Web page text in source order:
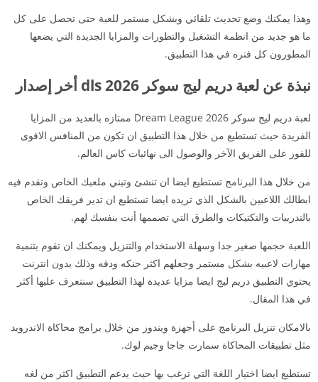
وهذا يمكنك وضع تحديث تلقائي وبشكل مستمر للعبة حتى تحصل على كل
ما هو جديد من انظمة التشغيل والتطورات والمزايا الجديدة التي يضعها
المطورون كل فتره في هذا التطبيق.
نبذة عن لعبة دريم ليج سوكر 2026 dls أخر إصدار
لعبة دريم ليج سوكر 2026 Dream League ممتازه بالعديد من المزايا
الفريدة حيث تستطيع من خلال هذا التطبيق ان تكون من المنافس الاقوى
للفوز على الفريق الآخر والوصول الى نهائيات كاس العالم.
من خلال هذا البرنامج تستطيع ايضا ان تنشئ وتبني ملعبك الخاص وتقدم فيه
ابطالك اللاعبين بالشكل الذي تريده ايضا تستطيع ان تدير فريقك الخاص
بالتدريبات والتكتيكات والطرق التي تصممها أنت بنفسك لهم.
اللعبة حجمها صغير جدا وسهلة الاستخدام والتنزيل ويمكنك ان تقوم بتنمية
مهارات لاعبيه بشكل مستمر وجعلهم اكثر حنكه ودقه وذلك بدون انترنت
يحتوي التطبيق دريم ليج ايضا مزايا عديدة لهذا التطبيق سنتعرف عليها أكثر
في هذا المقال.
بالامكان تنزيل البرنامج على أجهزة ويندوز من خلال برامج محاكاة الاندرويد
مثل تطبيقات المحاكاة سمارت جاجا وجيم لوك.
تستطيع ايضا اختيار اللغة التي ترغب بها حيث يدعم التطبيق اكثر من لغه